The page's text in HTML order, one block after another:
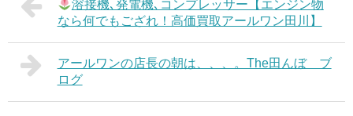
溶接機､発電機､コンプレッサー【エンジン物
なら何でもござれ！高価買取アールワン田川】
アールワンの店長の朝は、、、。The田んぼ ブ
ログ